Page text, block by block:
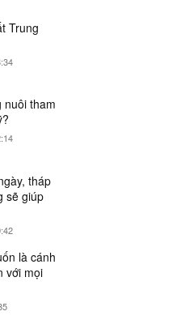
Trung
nuôi tham
tháp
sẽ giúp
là cánh
với mọi